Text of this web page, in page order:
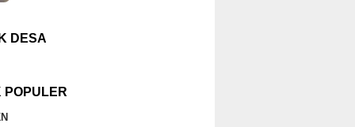
DESA
POPULER